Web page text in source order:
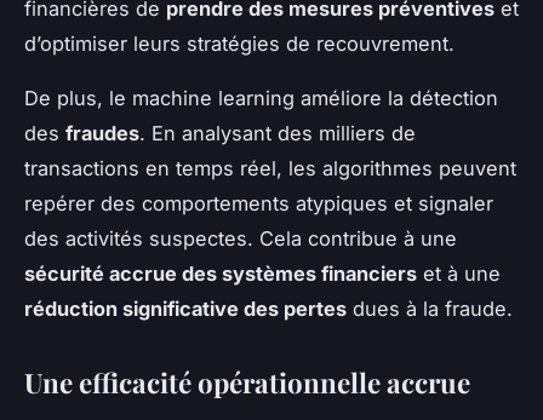
financières de prendre des mesures préventives et
d’optimiser leurs stratégies de recouvrement.
De plus, le machine learning améliore la détection
des fraudes. En analysant des milliers de
transactions en temps réel, les algorithmes peuvent
repérer des comportements atypiques et signaler
des activités suspectes. Cela contribue à une
sécurité accrue des systèmes financiers et à une
réduction significative des pertes dues à la fraude.
Une efficacité opérationnelle accrue